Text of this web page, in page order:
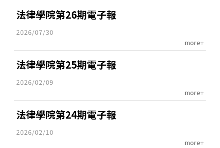
法律學院第26期電子報
2026/07/30
more+
法律學院第25期電子報
2026/02/09
more+
法律學院第24期電子報
2026/02/10
more+